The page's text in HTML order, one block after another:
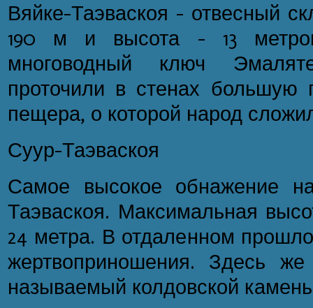
Вяйке-Таэваскоя - отвесный
190 м и высота - 13
многоводный ключ
проточили в стенах
пещера, о которой народ
Суур-Таэваскоя
Самое высокое обнажение
Таэваскоя. Максимальная
24 метра. В отдаленном
жертвоприношения. Здесь
называемый колдовской